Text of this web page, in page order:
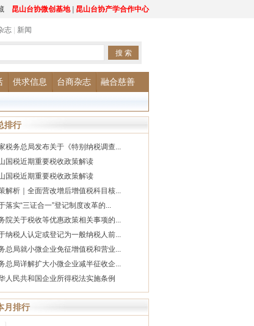
昆山台协微创基地| 昆山台协产学合作中心
志 新闻
供求信息 台商杂志 融合慈善
排行
税务总局发布关于《特别纳税调查...
国税近期重要税收政策解读
国税近期重要税收政策解读
解析｜全面营改增后增值税科目核...
落实“三证合一”登记制度改革的...
院关于税收等优惠政策相关事项的...
纳税人认定或登记为一般纳税人前...
总局就小微企业免征增值税和营业...
总局详解扩大小微企业减半征收企...
人民共和国企业所得税法实施条例
月排行